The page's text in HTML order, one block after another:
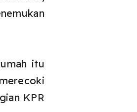
itu
KPR